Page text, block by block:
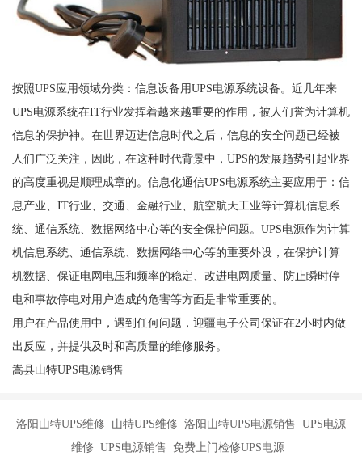
按照UPS应用领域分类：信息设备用UPS电源系统设备。近几年来
UPS电源系统在IT行业发挥着越来越重要的作用，被人们誉为计算机
信息的保护神。在世界迈进信息时代之后，信息的安全问题已经被
人们广泛关注，因此，在这种时代背景中，UPS的发展趋势引起业界
的高度重视是顺理成章的。信息化通信UPS电源系统主要应用于：信
息产业、IT行业、交通、金融行业、航空航天工业等计算机信息系
统、通信系统、数据网络中心等的安全保护问题。UPS电源作为计算
机信息系统、通信系统、数据网络中心等的重要外设，在保护计算
机数据、保证电网电压和频率的稳定、改进电网质量、防止瞬时停
电和事故停电对用户造成的危害等方面是非常重要的。
用户在产品使用中，遇到任何问题，迎疆电子公司保证在2小时内做
出反应，并提供及时和高质量的维修服务。
嵩县山特UPS电源销售
洛阳山特UPS维修 山特UPS维修 洛阳山特UPS电源销售 UPS电源
维修 UPS电源销售 免费上门检修UPS电源